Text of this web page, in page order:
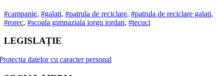
#campanie, #galati, #patrula de reciclare, #patrula de reciclare galati,
#rorec, #scoala gimnaziala iorgu iordan, #tecuci
LEGISLAȚIE
datelor cu caracter personal